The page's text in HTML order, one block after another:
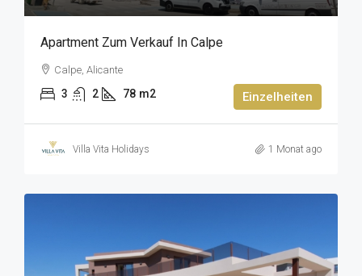
Apartment Zum Verkauf In Calpe
Calpe, Alicante
3 2 78 m2 Einzelheiten
Villa Vita Holidays 1 Monat ago